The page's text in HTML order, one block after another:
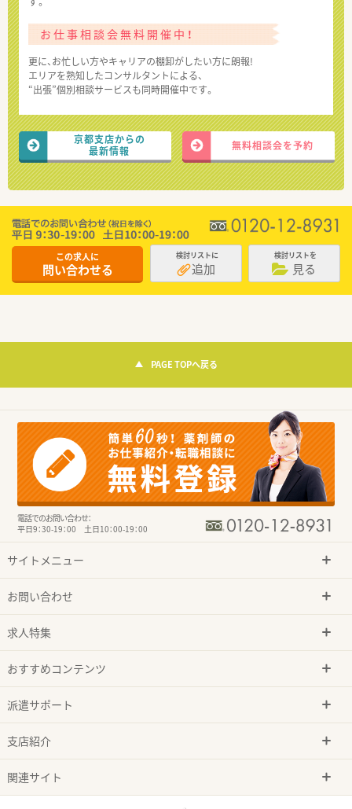
お仕事相談会無料開催中！
更に、お忙しい方やキャリアの棚卸がしたい方に朗報!
エリアを熟知したコンサルタントによる、
“出張”個別相談サービスも同時開催中です。
京都支店からの
最新情報
無料相談会を予約
この求人に
問い合わせる
検討リストに
追加
検討リストを
見る
PAGE TOPへ戻る
電話でのお問い合わせ：
平日9：30-19：00 土日10：00-19：00
サイトメニュー
お問い合わせ
求人特集
おすすめコンテンツ
派遣サポート
支店紹介
関連サイト